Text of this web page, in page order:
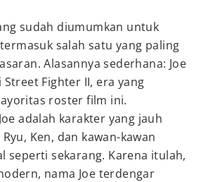
sudah diumumkan untuk
termasuk salah satu yang paling
Alasannya sederhana: Joe
Fighter II, era yang
roster film ini.
adalah karakter yang jauh
Ken, dan kawan-kawan
seperti sekarang. Karena itulah,
nama Joe terdengar